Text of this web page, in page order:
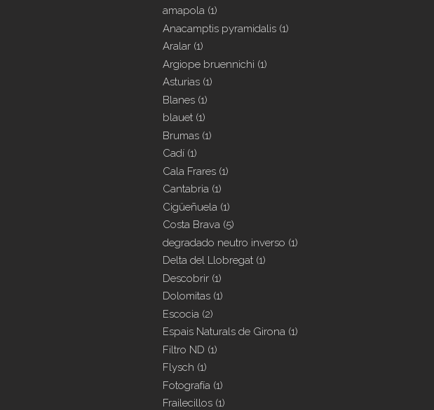
amapola (1)
Anacamptis pyramidalis (1)
Aralar (1)
Argiope bruennichi (1)
Asturias (1)
Blanes (1)
blauet (1)
Brumas (1)
Cadí (1)
Cala Frares (1)
Cantabria (1)
Cigüeñuela (1)
Costa Brava (5)
degradado neutro inverso (1)
Delta del Llobregat (1)
Descobrir (1)
Dolomitas (1)
Escocia (2)
Espais Naturals de Girona (1)
Filtro ND (1)
Flysch (1)
Fotografía (1)
Frailecillos (1)